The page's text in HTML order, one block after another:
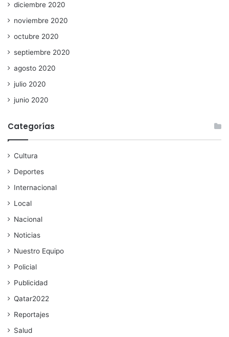
diciembre 2020
noviembre 2020
octubre 2020
septiembre 2020
agosto 2020
julio 2020
junio 2020
Categorías
Cultura
Deportes
Internacional
Local
Nacional
Noticias
Nuestro Equipo
Policial
Publicidad
Qatar2022
Reportajes
Salud